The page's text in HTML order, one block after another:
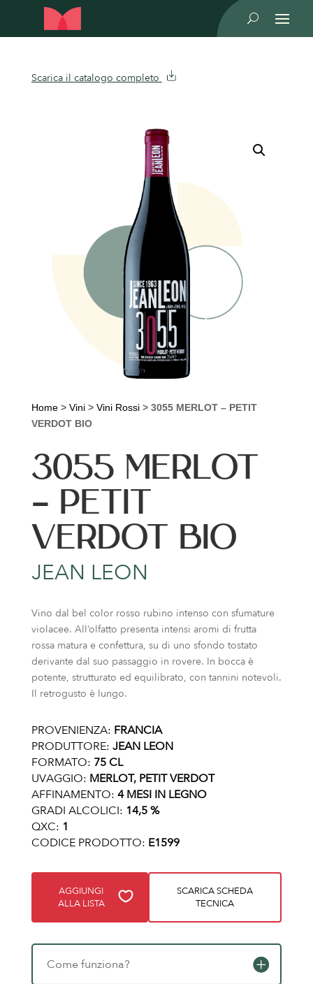
U
Scarica il catalogo completo
Home> Vini> Vini Rossi> 3055 MERLOT – PETIT
VERDOT BIO
3055 MERLOT
– PETIT
VERDOT BIO
JEAN LEON
Vino dal bel color rosso rubino intenso con sfumature
violacee. All’olfatto presenta intensi aromi di frutta
rossa matura e confettura, su di uno sfondo tostato
derivante dal suo passaggio in rovere. In bocca è
potente, strutturato ed equilibrato, con tannini notevoli.
Il retrogusto è lungo.
PROVENIENZA: FRANCIA
PRODUTTORE: JEAN LEON
FORMATO: 75 CL
UVAGGIO: MERLOT, PETIT VERDOT
AFFINAMENTO: 4 MESI IN LEGNO
GRADI ALCOLICI: 14,5 %
QXC: 1
CODICE PRODOTTO: E1599
AGGIUNGI
ALLA LISTA
SCARICA SCHEDA
TECNICA
Come funziona?